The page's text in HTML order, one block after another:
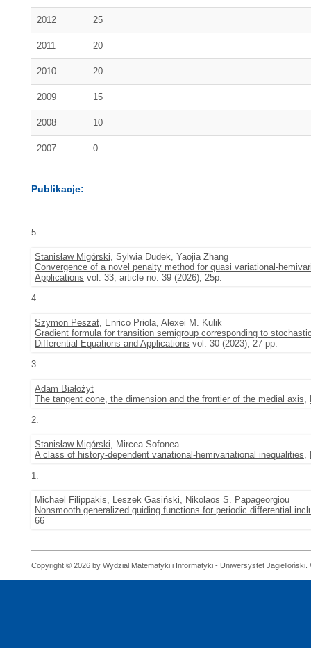
2012 25
2011 20
2010 20
2009 15
2008 10
2007 0
Publikacje:
5.
Stanisław Migórski, Sylwia Dudek, Yaojia Zhang
Convergence of a novel penalty method for quasi variational-
Applications vol. 33, article no. 39 (2026), 25p.
4.
Szymon Peszat, Enrico Priola, Alexei M. Kulik
Gradient formula for transition semigroup corresponding to
Differential Equations and Applications vol. 30 (2023), 27 pp.
3.
Adam Białożyt
The tangent cone, the dimension and the frontier of the medial axis,
2.
Stanisław Migórski, Mircea Sofonea
A class of history-dependent variational-hemivariational inequalities,
1.
Michael Filippakis, Leszek Gasiński, Nikolaos S. Papageorgiou
Nonsmooth generalized guiding functions for periodic differential
66
Copyright © 2026 by Wydział Matematyki i Informatyki - Uniwersystet